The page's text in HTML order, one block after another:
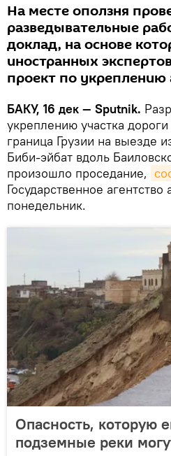
На месте оползня
разведывательные
доклад, на основе
иностранных
проект по укреплению
БАКУ, 16 дек — Sputnik.
укреплению участка
граница Грузии на выезде
Биби-эйбат вдоль
произошло проседание,
Государственное
понедельник.
Опасность, которую
подземные реки